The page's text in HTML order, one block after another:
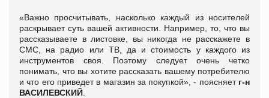
«Важно просчитывать, насколько каждый из носителей
раскрывает суть вашей активности. Например, то, что вы
рассказываете в листовке, вы никогда не расскажете в
СМС, на радио или ТВ, да и стоимость у каждого из
инструментов своя. Поэтому следует очень четко
понимать, что вы хотите рассказать вашему потребителю
и что его приведет в магазин за покупкой», - поясняет г-н
ВАСИЛЕВСКИЙ